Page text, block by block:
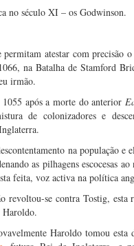
no século XI – os Godwinson.
atestar com precisão
na Batalha de Stamford
irmão.
após a morte do anterior
de colonizadores e
na população e
as pilhagens escocesas
feita, voz activa na política
revoltou-se contra Tostig, esta
Haroldo.
Haroldo tomou esta